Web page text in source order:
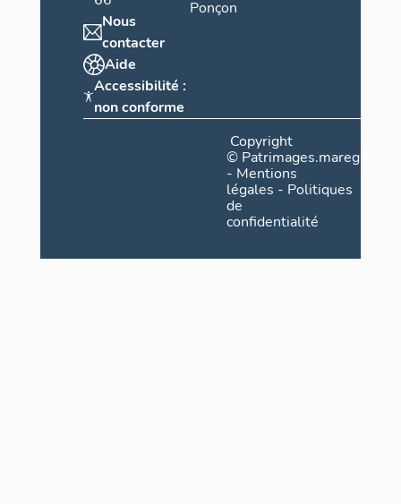
Nous
contacter
Aide
Accessibilité :
non conforme
Ponçon
Copyright
©
- Mentions
légales - Politiques
de
confidentialité